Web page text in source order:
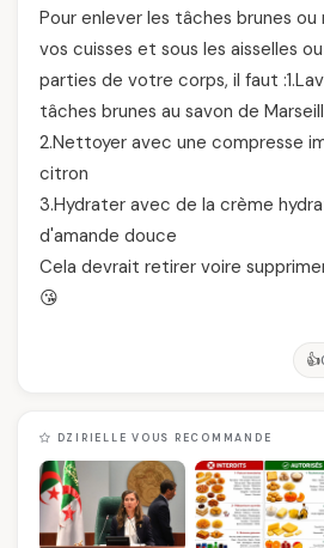
Pour enlever les tâches brunes
vos cuisses et sous les aisselles
parties de votre corps, il faut
tâches brunes au savon de
2.Nettoyer avec une compresse
citron
3.Hydrater avec de la crème
d'amande douce
Cela devrait retirer voire
😘
👍
DZIRIELLE VOUS RECOMMANDE